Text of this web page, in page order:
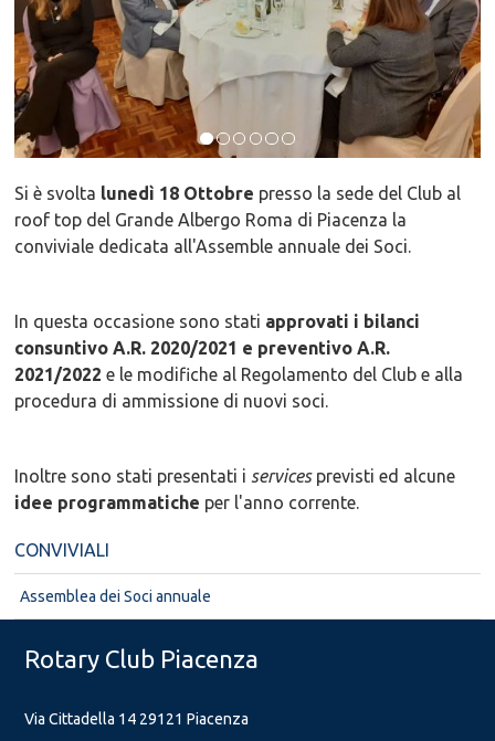
Si è svolta lunedì 18 Ottobre presso la sede del Club al
roof top del Grande Albergo Roma di Piacenza la
conviviale dedicata all'Assemble annuale dei Soci.
In questa occasione sono stati approvati i bilanci
consuntivo A.R. 2020/2021 e preventivo A.R.
2021/2022 e le modifiche al Regolamento del Club e alla
procedura di ammissione di nuovi soci.
Inoltre sono stati presentati i servicesprevisti ed alcune
idee programmatiche per l'anno corrente.
CONVIVIALI
Assemblea dei Soci annuale
Rotary Club Piacenza
Via Cittadella 14 29121 Piacenza